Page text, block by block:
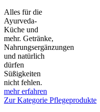
Alles für die
Ayurveda-
Küche und
mehr. Getränke,
Nahrungsergänzungen
und natürlich
dürfen
Süßigkeiten
nicht fehlen.
mehr erfahren
Zur Kategorie Pflegeprodukte